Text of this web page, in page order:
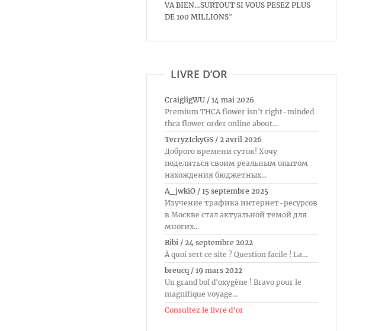
VA BIEN…SURTOUT SI VOUS PESEZ PLUS
DE 100 MILLIONS"
LIVRE D’OR
CraigligWU / 14 mai 2026
Premium THCA flower isn't right-minded
thca flower order online about...
TerryzIckyGS / 2 avril 2026
Доброго времени суток! Хочу
поделиться своим реальным опытом
нахождения бюджетных...
A_jwkiO / 15 septembre 2025
Изучение трафика интернет-ресурсов
в Москве стал актуальной темой для
многих...
Bibi / 24 septembre 2022
À quoi sert ce site ? Question facile ! La...
breucq / 19 mars 2022
Un grand bol d'oxygène ! Bravo pour le
magnifique voyage...
Consultez le livre d’or